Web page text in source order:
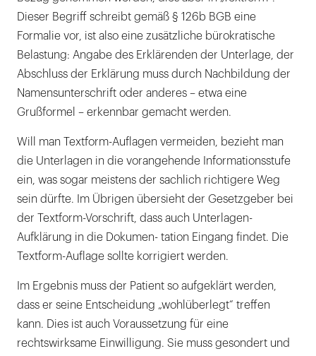
Dieser Begriff schreibt gemäß § 126b BGB eine
Formalie vor, ist also eine zusätzliche bürokratische
Belastung: Angabe des Erklärenden der Unterlage, der
Abschluss der Erklärung muss durch Nachbildung der
Namensunterschrift oder anderes – etwa eine
Grußformel – erkennbar gemacht werden.
Will man Textform-Auflagen vermeiden, bezieht man
die Unterlagen in die vorangehende Informationsstufe
ein, was sogar meistens der sachlich richtigere Weg
sein dürfte. Im Übrigen übersieht der Gesetzgeber bei
der Textform-Vorschrift, dass auch Unterlagen-
Aufklärung in die Dokumen- tation Eingang findet. Die
Textform-Auflage sollte korrigiert werden.
Im Ergebnis muss der Patient so aufgeklärt werden,
dass er seine Entscheidung „wohlüberlegt“ treffen
kann. Dies ist auch Voraussetzung für eine
rechtswirksame Einwilligung. Sie muss gesondert und